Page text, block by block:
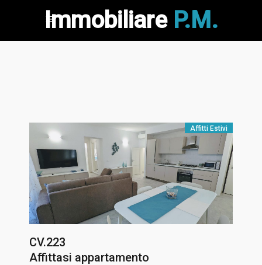
Immobiliare P.M.
Affitti Estivi
CV.223
Affittasi appartamento